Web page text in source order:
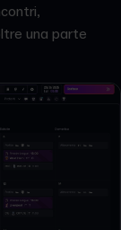
una parte